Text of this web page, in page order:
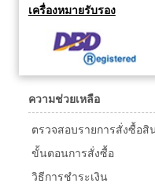
เครื่องหมายรับรอง
ความช่วยเหลือ
ตรวจสอบรายการสั่งซื้อ
ขั้นตอนการสั่งซื้อ
วิธีการชำระเงิน